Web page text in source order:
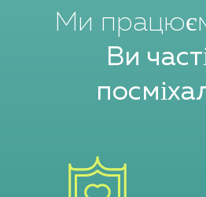
Послуги
Контакти
Ми
Ви